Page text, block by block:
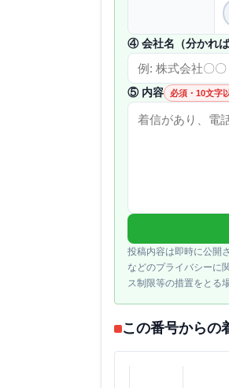
④ 会社名（分かれば
⑤ 内容 必須・10文字
投稿内容は即時に公開
などのプライバシーに
ス制限等の措置をとる
この番号からの